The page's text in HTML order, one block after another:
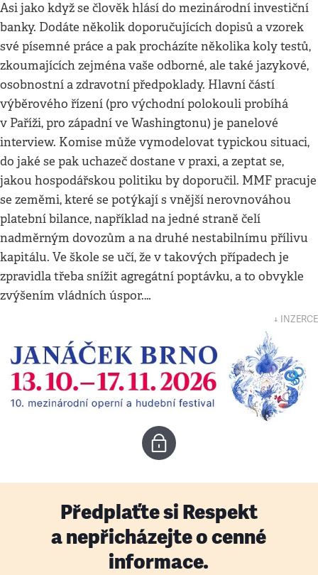
Asi jako když se člověk hlásí do mezinárodní investiční
banky. Dodáte několik doporučujících dopisů a vzorek
své písemné práce a pak procházíte několika koly testů,
zkoumajících zejména vaše odborné, ale také jazykové,
osobnostní a zdravotní předpoklady. Hlavní částí
výběrového řízení (pro východní polokouli probíhá
v Paříži, pro západní ve Washingtonu) je panelové
interview. Komise může vymodelovat typickou situaci,
do jaké se pak uchazeč dostane v praxi, a zeptat se,
jakou hospodářskou politiku by doporučil. MMF pracuje
se zeměmi, které se potýkají s vnější nerovnováhou
platební bilance, například na jedné straně čelí
nadměrným dovozům a na druhé nestabilnímu přílivu
kapitálu. Ve škole se učí, že v takových případech je
zpravidla třeba snížit agregátní poptávku, a to obvykle
zvýšením vládních úspor.…
↓ INZERCE
Předplaťte si Respekt
a nepřicházejte o cenné
informace.